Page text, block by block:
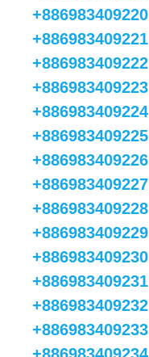
+886983409220
+886983409221
+886983409222
+886983409223
+886983409224
+886983409225
+886983409226
+886983409227
+886983409228
+886983409229
+886983409230
+886983409231
+886983409232
+886983409233